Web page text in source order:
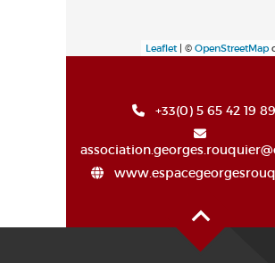
Leaflet| © OpenStreetMap
+33(0) 5 65 42 19 89